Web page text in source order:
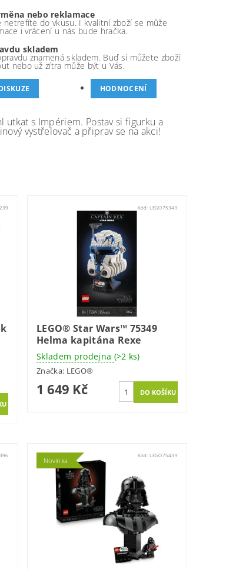
nebo reklamace
netrefíte do vkusu. I kvalitní zboží se může
i vrácení u nás bude hračka.
skladem
znamená skladem. Buď si můžete zboží
nebo už zítra může být u Vás.
HODNOCENÍ
utkat s Impériem. Postav si figurku a
vystřelovač a připrav se na akci!
Kód:LEGO75349
LEGO® Star Wars™ 75349
Helma kapitána Rexe
Skladem prodejna (>2 ks)
Značka: LEGO®
1 649 Kč
Novinka
Kód:LEGO75439